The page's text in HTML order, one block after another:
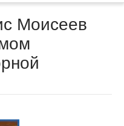
Моисеев